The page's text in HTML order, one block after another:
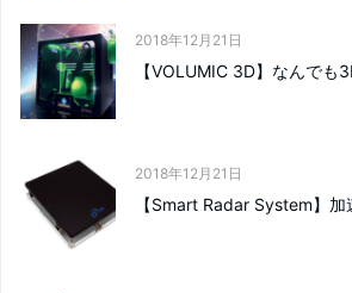
2018年12月21日
【VOLUMIC 3D】なんでも
2018年12月21日
【Smart Radar System】